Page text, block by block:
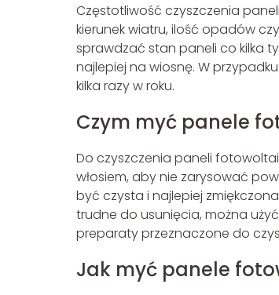
Częstotliwość czyszczenia
kierunek wiatru, ilość opadów
sprawdzać stan paneli co kilka
najlepiej na wiosnę. W
kilka razy w roku.
Czym myć panele
Do czyszczenia paneli
włosiem, aby nie zarysować
być czysta i najlepiej
trudne do usunięcia, można
preparaty przeznaczone do
Jak myć panele